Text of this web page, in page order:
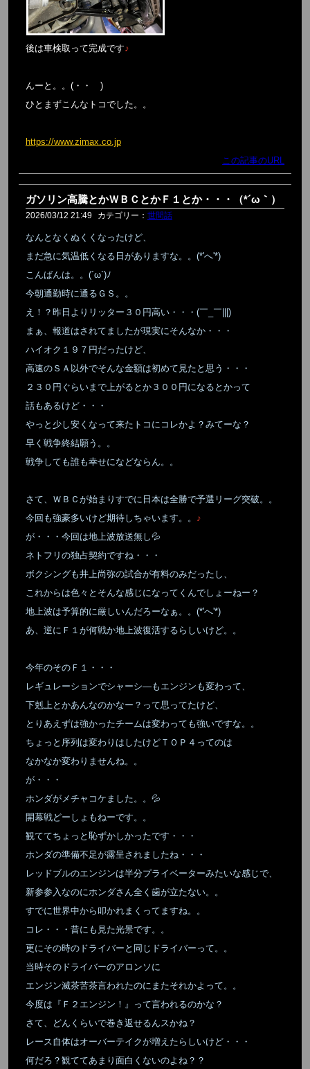
後は車検取って完成です♪
んーと。。(・・ )
ひとまずこんなトコでした。。
https://www.zimax.co.jp
この記事のURL
ガソリン高騰とかＷＢＣとかＦ１とか・・・（*´ω｀）
2026/03/12 21:49 カテゴリー： 世間話
なんとなくぬくくなったけど、
まだ急に気温低くなる日がありますな。。(*'へ'*)
こんばんは。。(´ω`)ﾉ
今朝通勤時に通るＧＳ。。
え！？昨日よりリッター３０円高い・・・(￣_￣|||)
まぁ、報道はされてましたが現実にそんなか・・・
ハイオク１９７円だったけど、
高速のＳＡ以外でそんな金額は初めて見たと思う・・・
２３０円ぐらいまで上がるとか３００円になるとかって
話もあるけど・・・
やっと少し安くなって来たトコにコレかよ？みてーな？
早く戦争終結願う。。
戦争しても誰も幸せになどならん。。
さて、ＷＢＣが始まりすでに日本は全勝で予選リーグ突破。。
今回も強豪多いけど期待しちゃいます。。 ♪
が・・・今回は地上波放送無し💦
ネトフリの独占契約ですね・・・
ボクシングも井上尚弥の試合が有料のみだったし、
これからは色々とそんな感じになってくんでしょーねー？
地上波は予算的に厳しいんだろーなぁ。。(*'へ'*)
あ、逆にＦ１が何戦か地上波復活するらしいけど。。
今年のそのＦ１・・・
レギュレーションでシャーシ―もエンジンも変わって、
下剋上とかあんなのかなー？って思ってたけど、
とりあえずは強かったチームは変わっても強いですな。。
ちょっと序列は変わりはしたけどＴＯＰ４ってのは
なかなか変わりませんね。。
が・・・
ホンダがメチャコケました。。💦
開幕戦どーしょもねーです。。
観ててちょっと恥ずかしかったです・・・
ホンダの準備不足が露呈されましたね・・・
レッドブルのエンジンは半分プライベーターみたいな感じで、
新参参入なのにホンダさん全く歯が立たない。。
すでに世界中から叩かれまくってますね。。
コレ・・・昔にも見た光景です。。
更にその時のドライバーと同じドライバーって。。
当時そのドライバーのアロンソに
エンジン滅茶苦茶言われたのにまたそれかよって。。
今度は『Ｆ２エンジン！』って言われるのかな？
さて、どんくらいで巻き返せるんスかね？
レース自体はオーバーテイクが増えたらしいけど・・・
何だろ？観ててあまり面白くないのよね？？